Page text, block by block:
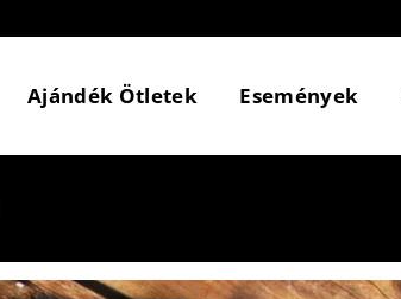
Ajándék Ötletek Események